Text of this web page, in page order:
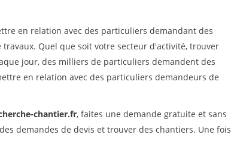
en relation avec des particuliers demandant des
Quel que soit votre secteur d'activité, trouver
jour, des milliers de particuliers demandent des
en relation avec des particuliers demandeurs de
chantier.fr, faites une demande gratuite et sans
demandes de devis et trouver des chantiers. Une fois